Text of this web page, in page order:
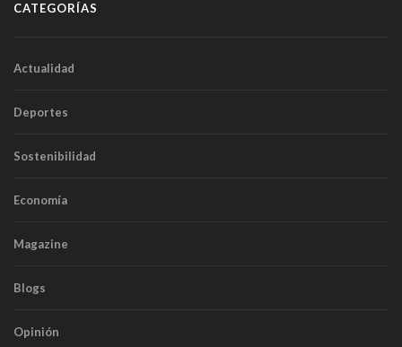
CATEGORÍAS
Actualidad
Deportes
Sostenibilidad
Economía
Magazine
Blogs
Opinión